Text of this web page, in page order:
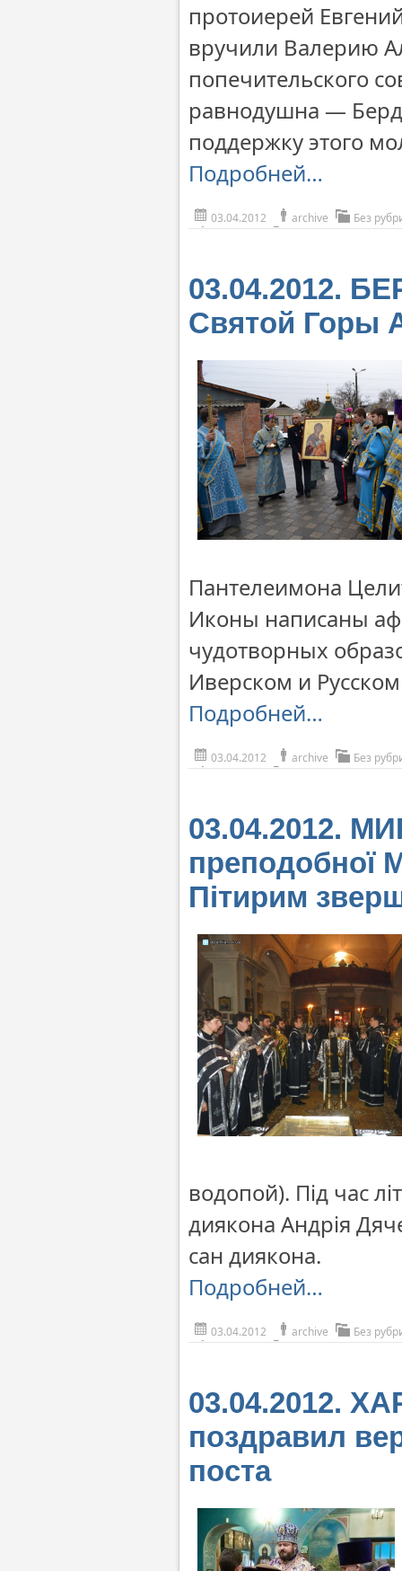
протоиерей
вручили Валерию
попечительского
равнодушна —
поддержку этого
Подробней…
03.04.2012 archive Без
03.04.2012.
Святой Горы
Пантелеимона
Иконы написаны
чудотворных
Иверском и
Подробней…
03.04.2012 archive Без
03.04.2012.
преподобної
Пітирим
водопой). Під час
диякона Андрія
сан диякона.
Подробней…
03.04.2012 archive Без
03.04.2012.
поздравил
поста